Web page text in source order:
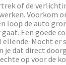
of de
Voorkom
loop de auto
Een goede
Mocht er
je dat direct
op voor de